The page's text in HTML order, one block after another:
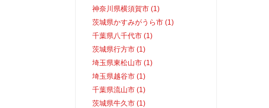
神奈川県横須賀市 (1)
茨城県かすみがうら市 (1)
千葉県八千代市 (1)
茨城県行方市 (1)
埼玉県東松山市 (1)
埼玉県越谷市 (1)
千葉県流山市 (1)
茨城県牛久市 (1)